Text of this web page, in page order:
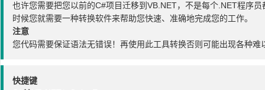
也许您需要把您以前的C#项目迁移到VB.NET，不是每个.NET程序
时候您就需要一种转换软件来帮助您快速、准确地完成您的工作。
注意
您代码需要保证语法无错误！再使用此工具转换否则可能出现各种难
快捷键